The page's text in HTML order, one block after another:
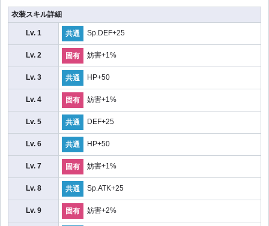
衣装スキル詳細
Lv. 1 共通 Sp.DEF+25
Lv. 2 固有 妨害+1%
Lv. 3 共通 HP+50
Lv. 4 固有 妨害+1%
Lv. 5 共通 DEF+25
Lv. 6 共通 HP+50
Lv. 7 固有 妨害+1%
Lv. 8 共通 Sp.ATK+25
Lv. 9 固有 妨害+2%